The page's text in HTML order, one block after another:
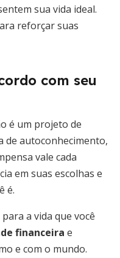
sua vida ideal.
reforçar suas
com seu
é um projeto de
de autoconhecimento,
vale cada
em suas escolhas e
é.
a vida que você
financeira e
e com o mundo.